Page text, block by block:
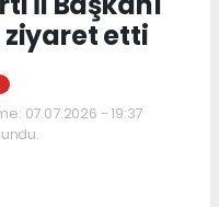
etti
07.07.2026 - 19:37